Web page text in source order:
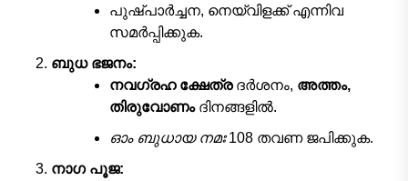
പുഷ്പാർച്ചന, നെയ്‌വിളക്ക് എന്നിവ
സമർപ്പിക്കുക.
ബുധ ഭജനം:
നവഗ്രഹ ക്ഷേത്രദർശനം, അത്തം,
തിരുവോണംദിനങ്ങളിൽ.
ഓം ബുധായ നമഃ108 തവണ ജപിക്കുക.
നാഗ പൂജ: